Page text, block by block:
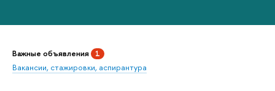
Важные объявления 1
Вакансии, стажировки, аспирантура